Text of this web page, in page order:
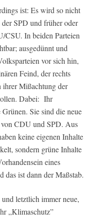
ist: Es wird so nicht
SPD und früher oder
CSU. In beiden Parteien
ausgedünnt und
vor sich hin,
Feind, der rechts
ihrer Mißachtung der
Dabei: Ihr
Sie sind die neue
von CDU und SPD. Aus
keine eigenen Inhalte
sondern grüne Inhalte
eines
das ist dann der Maßstab.
letztlich immer neue,
„Klimaschutz”